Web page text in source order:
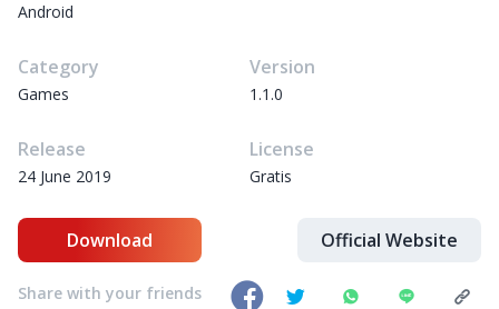
Android
Category
Games
Version
1.1.0
Release
24 June 2019
License
Gratis
Download Official Website
Share with your friends